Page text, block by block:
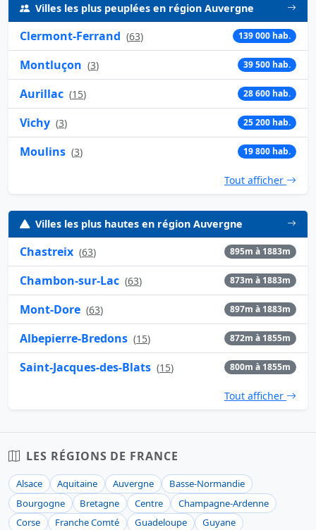
Villes les plus peuplées en région Auvergne
Clermont-Ferrand (63) 139 000 hab.
Montluçon (3) 39 500 hab.
Aurillac (15) 28 600 hab.
Vichy (3) 25 200 hab.
Moulins (3) 19 800 hab.
Tout afficher
Villes les plus hautes en région Auvergne
Chastreix (63) 895m à 1883m
Chambon-sur-Lac (63) 873m à 1883m
Mont-Dore (63) 897m à 1883m
Albepierre-Bredons (15) 872m à 1855m
Saint-Jacques-des-Blats (15) 800m à 1855m
Tout afficher
LES RÉGIONS DE FRANCE
Alsace Aquitaine Auvergne
Basse-Normandie
Bourgogne
Bretagne Centre
Champagne-Ardenne
Corse
Franche Comté Guadeloupe
Guyane